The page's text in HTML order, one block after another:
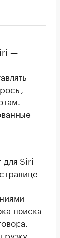
—
для Siri
поиска